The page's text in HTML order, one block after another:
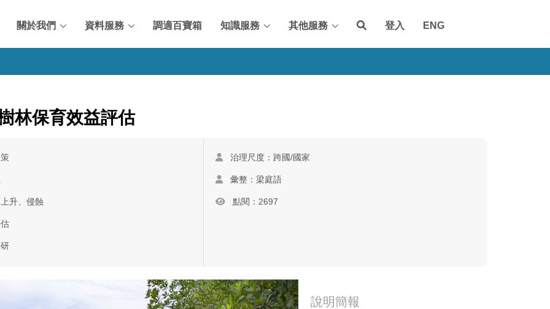
關於我們 資料服務 調適百寶箱 知識服務 其他服務 登入 ENG
林保育效益評估
升、侵蝕
治理尺度：跨國/國家
彙整：梁庭語
點閱：2697
說明簡報